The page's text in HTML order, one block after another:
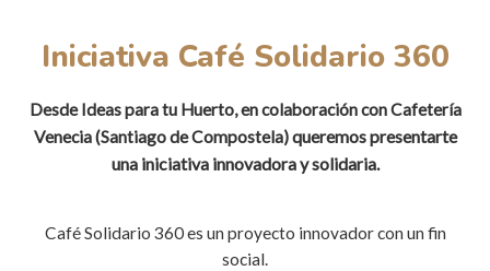
Iniciativa Café Solidario 360
Desde Ideas para tu Huerto, en colaboración con Cafetería
Venecia (Santiago de Compostela)queremos presentarte
una iniciativa innovadora y solidaria.
Café Solidario 360 es un proyecto innovador con un fin
social.